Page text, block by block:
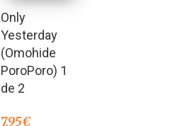
Only
Yesterday
(Omohide
PoroPoro) 1
de 2
7,95€